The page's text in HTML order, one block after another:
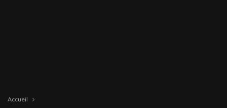
Accueil